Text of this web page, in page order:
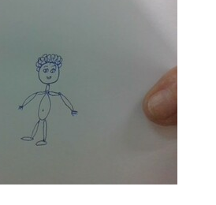
é hora de voltar ao nosso desafio!
de que forma sua equipe
que escolheram.
o item escolhido para que
uma foto, explicando a ideia de
um novo produto, expliquem
a explicação nos campos abaixo.
para a seção de
em sua página inicial, e para o
o título